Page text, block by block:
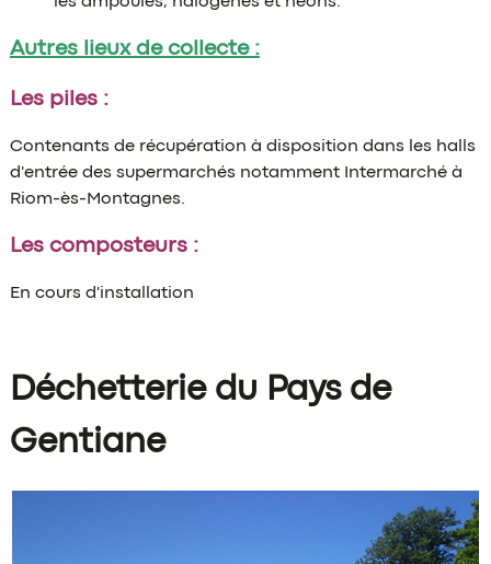
Autres lieux de collecte :
Les piles :
Contenants de récupération à disposition dans les halls
d'entrée des supermarchés notamment Intermarché à
Riom-ès-Montagnes.
Les composteurs :
En cours d'installation
Déchetterie du Pays de
Gentiane